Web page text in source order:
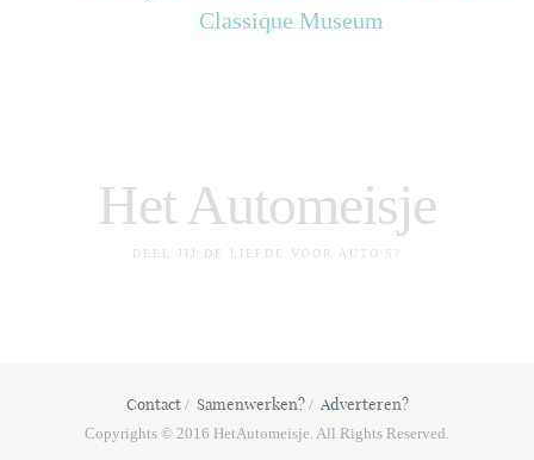
Classique Museum
Het Automeisje
DEEL JIJ DE LIEFDE VOOR AUTO'S?
Contact Samenwerken? Adverteren?
Copyrights © 2016 HetAutomeisje. All Rights Reserved.